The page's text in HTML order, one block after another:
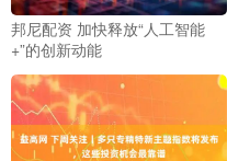
邦尼配资 加快释放“人工智能
+”的创新动能